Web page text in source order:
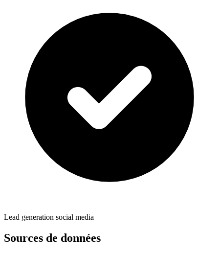
Lead generation social media
Sources de données